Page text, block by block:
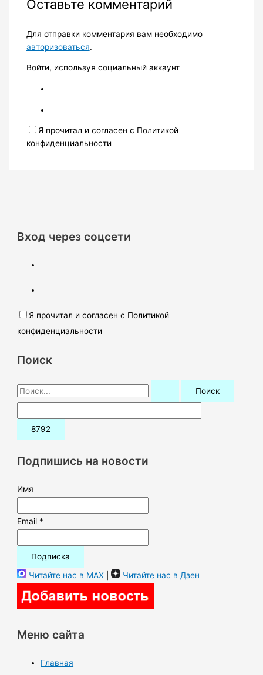
Оставьте комментарий
Для отправки комментария вам необходимо
авторизоваться.
Войти, используя социальный аккаунт
Я прочитал и согласен с Политикой
конфиденциальности
Вход через соцсети
Я прочитал и согласен с Политикой
конфиденциальности
Поиск
П
о
и
:Подпишись на новости
Имя
Email *
Читайте нас в MAX | Читайте нас в Дзен
Меню сайта
Главная